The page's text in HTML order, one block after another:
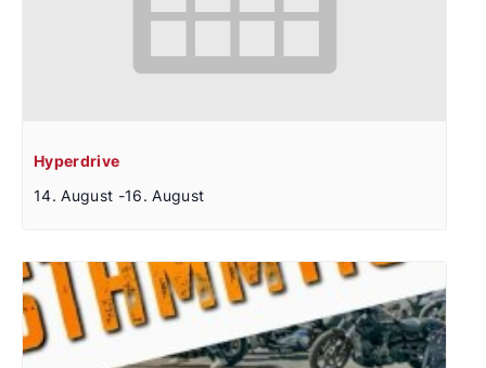
Hyperdrive
14. August -16. August